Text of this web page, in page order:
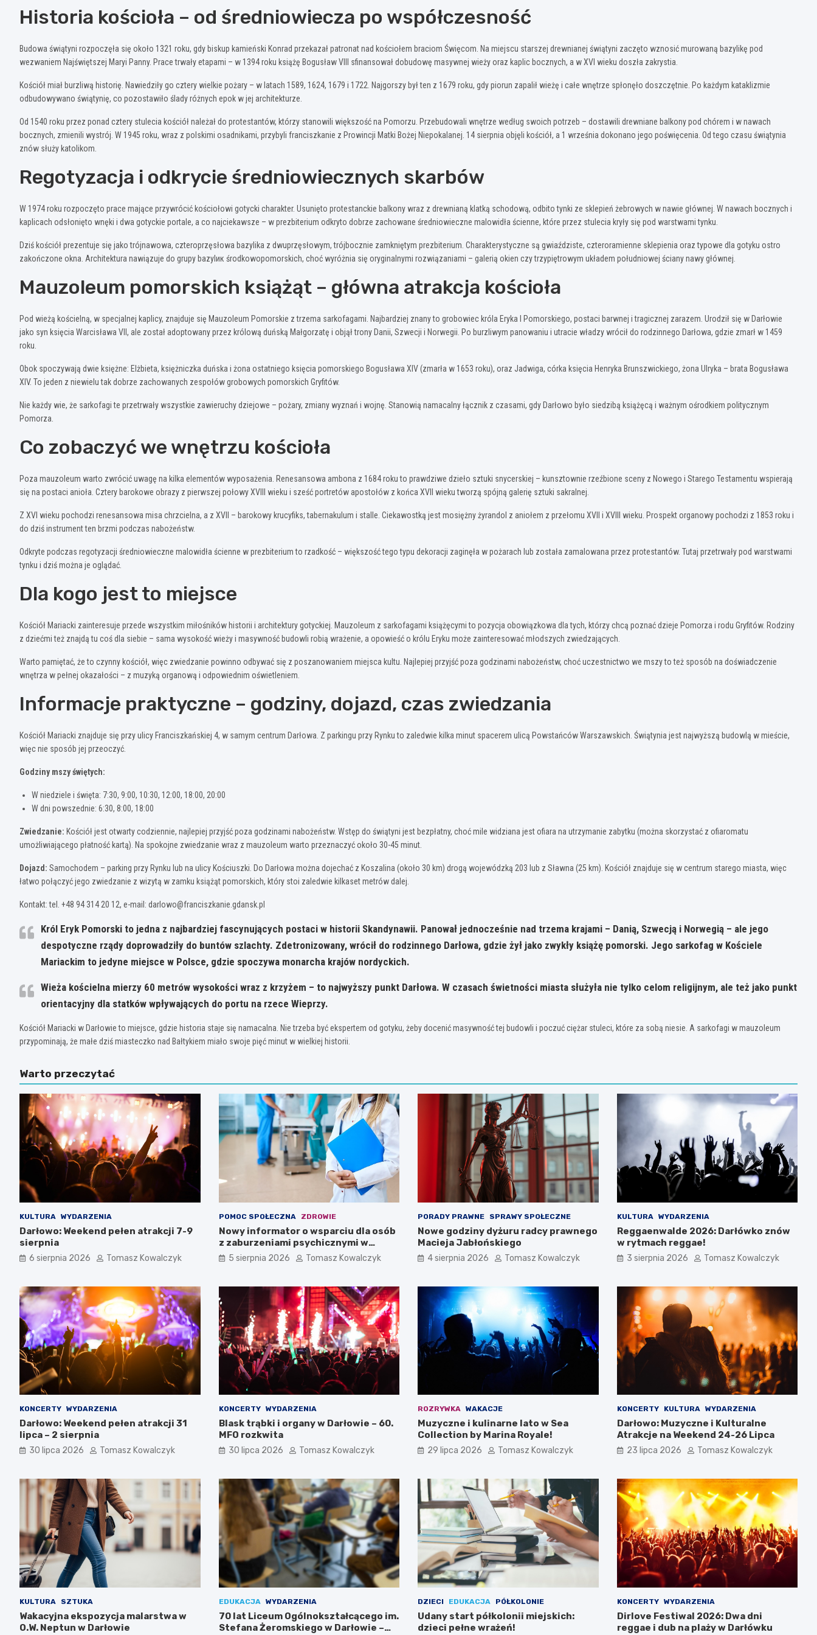
Historia kościoła – od średniowiecza po współczesność
Budowa świątyni rozpoczęła się około 1321 roku, gdy biskup kamieński Konrad przekazał patronat nad kościołem braciom Święcom. Na miejscu starszej drewnianej świątyni zaczęto wznosić murowaną bazylikę pod
wezwaniem Najświętszej Maryi Panny. Prace trwały etapami – w 1394 roku książę Bogusław VIII sfinansował dobudowę masywnej wieży oraz kaplic bocznych, a w XVI wieku doszła zakrystia.
Kościół miał burzliwą historię. Nawiedziły go cztery wielkie pożary – w latach 1589, 1624, 1679 i 1722. Najgorszy był ten z 1679 roku, gdy piorun zapalił wieżę i całe wnętrze spłonęło doszczętnie. Po każdym kataklizmie
odbudowywano świątynię, co pozostawiło ślady różnych epok w jej architekturze.
Od 1540 roku przez ponad cztery stulecia kościół należał do protestantów, którzy stanowili większość na Pomorzu. Przebudowali wnętrze według swoich potrzeb – dostawili drewniane balkony pod chórem i w nawach
bocznych, zmienili wystrój. W 1945 roku, wraz z polskimi osadnikami, przybyli franciszkanie z Prowincji Matki Bożej Niepokalanej. 14 sierpnia objęli kościół, a 1 września dokonano jego poświęcenia. Od tego czasu świątynia
znów służy katolikom.
Regotyzacja i odkrycie średniowiecznych skarbów
W 1974 roku rozpoczęto prace mające przywrócić kościołowi gotycki charakter. Usunięto protestanckie balkony wraz z drewnianą klatką schodową, odbito tynki ze sklepień żebrowych w nawie głównej. W nawach bocznych i
kaplicach odsłonięto wnęki i dwa gotyckie portale, a co najciekawsze – w prezbiterium odkryto dobrze zachowane średniowieczne malowidła ścienne, które przez stulecia kryły się pod warstwami tynku.
Dziś kościół prezentuje się jako trójnawowa, czteroprzęsłowa bazylika z dwuprzęsłowym, trójbocznie zamkniętym prezbiterium. Charakterystyczne są gwiaździste, czteroramienne sklepienia oraz typowe dla gotyku ostro
zakończone okna. Architektura nawiązuje do grupy bazylик środkowopomorskich, choć wyróżnia się oryginalnymi rozwiązaniami – galerią okien czy trzypiętrowym układem południowej ściany nawy głównej.
Mauzoleum pomorskich książąt – główna atrakcja kościoła
Pod wieżą kościelną, w specjalnej kaplicy, znajduje się Mauzoleum Pomorskie z trzema sarkofagami. Najbardziej znany to grobowiec króla Eryka I Pomorskiego, postaci barwnej i tragicznej zarazem. Urodził się w Darłowie
jako syn księcia Warcisława VII, ale został adoptowany przez królową duńską Małgorzatę i objął trony Danii, Szwecji i Norwegii. Po burzliwym panowaniu i utracie władzy wrócił do rodzinnego Darłowa, gdzie zmarł w 1459
roku.
Obok spoczywają dwie księżne: Elżbieta, księżniczka duńska i żona ostatniego księcia pomorskiego Bogusława XIV (zmarła w 1653 roku), oraz Jadwiga, córka księcia Henryka Brunszwickiego, żona Ulryka – brata Bogusława
XIV. To jeden z niewielu tak dobrze zachowanych zespołów grobowych pomorskich Gryfitów.
Nie każdy wie, że sarkofagi te przetrwały wszystkie zawieruchy dziejowe – pożary, zmiany wyznań i wojnę. Stanowią namacalny łącznik z czasami, gdy Darłowo było siedzibą książęcą i ważnym ośrodkiem politycznym
Pomorza.
Co zobaczyć we wnętrzu kościoła
Poza mauzoleum warto zwrócić uwagę na kilka elementów wyposażenia. Renesansowa ambona z 1684 roku to prawdziwe dzieło sztuki snycerskiej – kunsztownie rzeźbione sceny z Nowego i Starego Testamentu wspierają
się na postaci anioła. Cztery barokowe obrazy z pierwszej połowy XVIII wieku i sześć portretów apostołów z końca XVII wieku tworzą spójną galerię sztuki sakralnej.
Z XVI wieku pochodzi renesansowa misa chrzcielna, a z XVII – barokowy krucyfiks, tabernakulum i stalle. Ciekawostką jest mosiężny żyrandol z aniołem z przełomu XVII i XVIII wieku. Prospekt organowy pochodzi z 1853 roku i
do dziś instrument ten brzmi podczas nabożeństw.
Odkryte podczas regotyzacji średniowieczne malowidła ścienne w prezbiterium to rzadkość – większość tego typu dekoracji zaginęła w pożarach lub została zamalowana przez protestantów. Tutaj przetrwały pod warstwami
tynku i dziś można je oglądać.
Dla kogo jest to miejsce
Kościół Mariacki zainteresuje przede wszystkim miłośników historii i architektury gotyckiej. Mauzoleum z sarkofagami książęcymi to pozycja obowiązkowa dla tych, którzy chcą poznać dzieje Pomorza i rodu Gryfitów. Rodziny
z dziećmi też znajdą tu coś dla siebie – sama wysokość wieży i masywność budowli robią wrażenie, a opowieść o królu Eryku może zainteresować młodszych zwiedzających.
Warto pamiętać, że to czynny kościół, więc zwiedzanie powinno odbywać się z poszanowaniem miejsca kultu. Najlepiej przyjść poza godzinami nabożeństw, choć uczestnictwo we mszy to też sposób na doświadczenie
wnętrza w pełnej okazałości – z muzyką organową i odpowiednim oświetleniem.
Informacje praktyczne – godziny, dojazd, czas zwiedzania
Kościół Mariacki znajduje się przy ulicy Franciszkańskiej 4, w samym centrum Darłowa. Z parkingu przy Rynku to zaledwie kilka minut spacerem ulicą Powstańców Warszawskich. Świątynia jest najwyższą budowlą w mieście,
więc nie sposób jej przeoczyć.
Godziny mszy świętych:
W niedziele i święta: 7:30, 9:00, 10:30, 12:00, 18:00, 20:00
W dni powszednie: 6:30, 8:00, 18:00
Zwiedzanie: Kościół jest otwarty codziennie, najlepiej przyjść poza godzinami nabożeństw. Wstęp do świątyni jest bezpłatny, choć mile widziana jest ofiara na utrzymanie zabytku (można skorzystać z ofiaromatu
umożliwiającego płatność kartą). Na spokojne zwiedzanie wraz z mauzoleum warto przeznaczyć około 30-45 minut.
Dojazd: Samochodem – parking przy Rynku lub na ulicy Kościuszki. Do Darłowa można dojechać z Koszalina (około 30 km) drogą wojewódzką 203 lub z Sławna (25 km). Kościół znajduje się w centrum starego miasta, więc
łatwo połączyć jego zwiedzanie z wizytą w zamku książąt pomorskich, który stoi zaledwie kilkaset metrów dalej.
Kontakt: tel. +48 94 314 20 12, e-mail: darlowo@franciszkanie.gdansk.pl
Król Eryk Pomorski to jedna z najbardziej fascynujących postaci w historii Skandynawii. Panował jednocześnie nad trzema krajami – Danią, Szwecją i Norwegią – ale jego
despotyczne rządy doprowadziły do buntów szlachty. Zdetronizowany, wrócił do rodzinnego Darłowa, gdzie żył jako zwykły książę pomorski. Jego sarkofag w Kościele
Mariackim to jedyne miejsce w Polsce, gdzie spoczywa monarcha krajów nordyckich.
Wieża kościelna mierzy 60 metrów wysokości wraz z krzyżem – to najwyższy punkt Darłowa. W czasach świetności miasta służyła nie tylko celom religijnym, ale też jako punkt
orientacyjny dla statków wpływających do portu na rzece Wieprzy.
Kościół Mariacki w Darłowie to miejsce, gdzie historia staje się namacalna. Nie trzeba być ekspertem od gotyku, żeby docenić masywność tej budowli i poczuć ciężar stuleci, które za sobą niesie. A sarkofagi w mauzoleum
przypominają, że małe dziś miasteczko nad Bałtykiem miało swoje pięć minut w wielkiej historii.
Warto przeczytać
KULTURA WYDARZENIA
Darłowo: Weekend pełen atrakcji 7-9
sierpnia
6 sierpnia 2026 Tomasz Kowalczyk
POMOC SPOŁECZNA ZDROWIE
Nowy informator o wsparciu dla osób
z zaburzeniami psychicznymi w
Zachodniopomorskiem na 2026 rok
5 sierpnia 2026 Tomasz Kowalczyk
PORADY PRAWNE SPRAWY SPOŁECZNE
Nowe godziny dyżuru radcy prawnego
Macieja Jabłońskiego
4 sierpnia 2026 Tomasz Kowalczyk
KULTURA WYDARZENIA
Reggaenwalde 2026: Darłówko znów
w rytmach reggae!
3 sierpnia 2026 Tomasz Kowalczyk
KONCERTY WYDARZENIA
Darłowo: Weekend pełen atrakcji 31
lipca – 2 sierpnia
30 lipca 2026 Tomasz Kowalczyk
KONCERTY WYDARZENIA
Blask trąbki i organy w Darłowie – 60.
MFO rozkwita
30 lipca 2026 Tomasz Kowalczyk
ROZRYWKA WAKACJE
Muzyczne i kulinarne lato w Sea
Collection by Marina Royale!
29 lipca 2026 Tomasz Kowalczyk
KONCERTY KULTURA WYDARZENIA
Darłowo: Muzyczne i Kulturalne
Atrakcje na Weekend 24-26 Lipca
23 lipca 2026 Tomasz Kowalczyk
KULTURA SZTUKA
Wakacyjna ekspozycja malarstwa w
O.W. Neptun w Darłowie
EDUKACJA WYDARZENIA
70 lat Liceum Ogólnokształcącego im.
Stefana Żeromskiego w Darłowie –
DZIECI EDUKACJA PÓŁKOLONIE
Udany start półkolonii miejskich:
dzieci pełne wrażeń!
KONCERTY WYDARZENIA
Dirlove Festiwal 2026: Dwa dni
reggae i dub na plaży w Darłówku